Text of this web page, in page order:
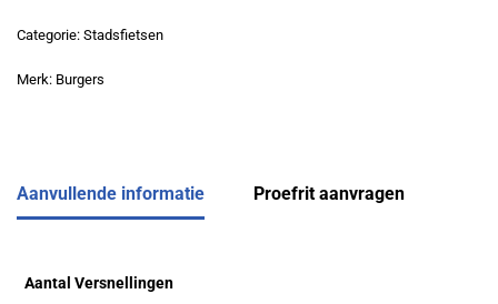
Categorie: Stadsfietsen
Merk: Burgers
Aanvullende informatie Proefrit aanvragen
Aantal Versnellingen